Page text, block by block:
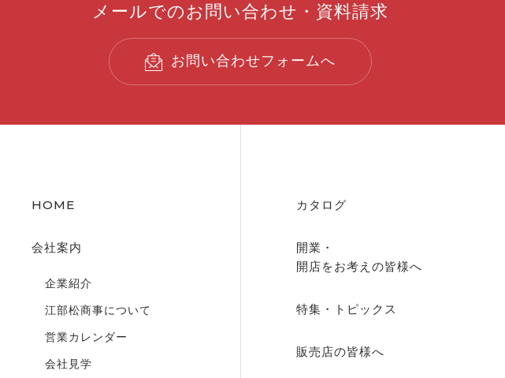
メールでのお問い合わせ ・ 資料請求
お問い合わせフォームへ
HOME
会社案内
企業紹介
江部松商事について
営業カレンダー
会社見学
カタログ
開業・
開店をお考えの皆様へ
特集・トピックス
販売店の皆様へ